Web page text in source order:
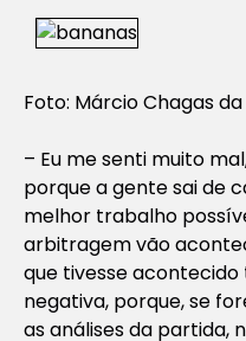
Foto: Márcio Chagas
– Eu me senti muito
porque a gente sai de
melhor trabalho
arbitragem vão
que tivesse
negativa, porque, se
as análises da partida,